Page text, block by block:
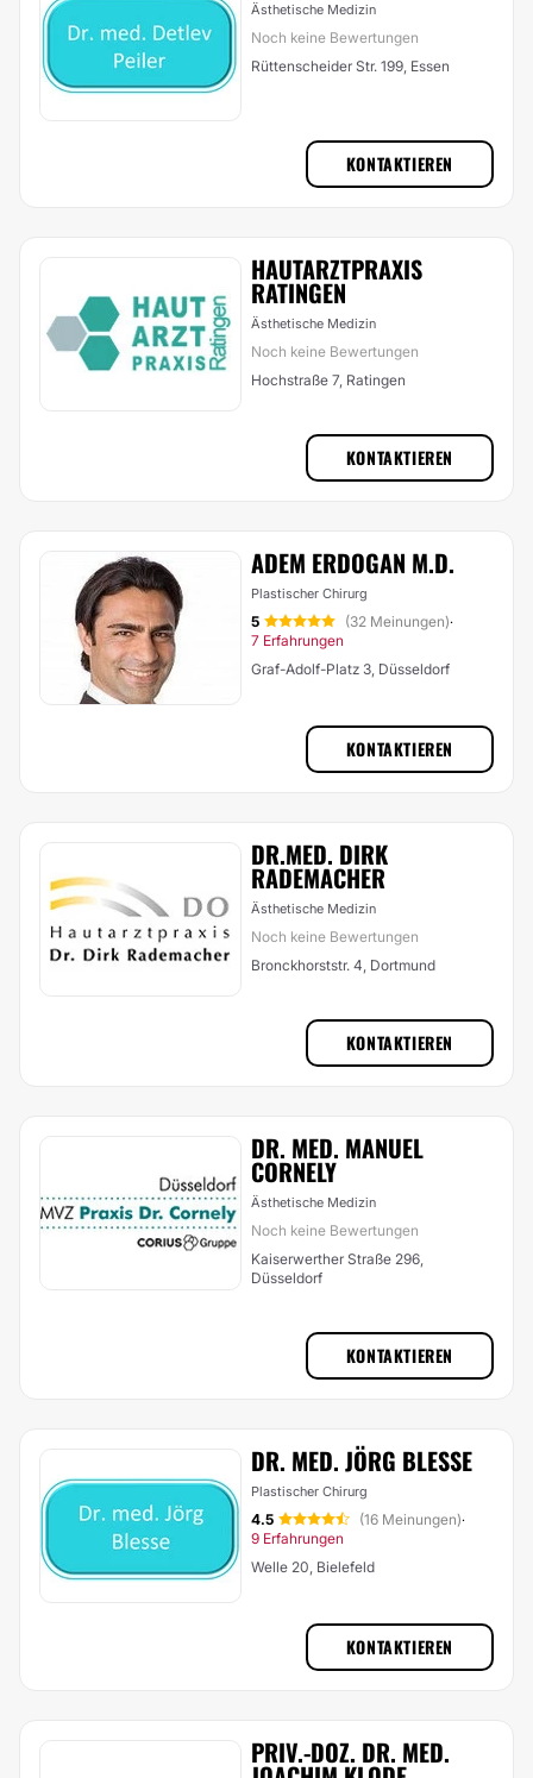
Ästhetische Medizin
Noch keine Bewertungen
Rüttenscheider Str. 199, Essen
KONTAKTIEREN
HAUTARZTPRAXIS
RATINGEN
Ästhetische Medizin
Noch keine Bewertungen
Hochstraße 7, Ratingen
KONTAKTIEREN
ADEM ERDOGAN M.D.
Plastischer Chirurg
5 (32 Meinungen)·
7 Erfahrungen
Graf-Adolf-Platz 3, Düsseldorf
KONTAKTIEREN
DR.MED. DIRK
RADEMACHER
Ästhetische Medizin
Noch keine Bewertungen
Bronckhorststr. 4, Dortmund
KONTAKTIEREN
DR. MED. MANUEL
CORNELY
Ästhetische Medizin
Noch keine Bewertungen
Kaiserwerther Straße 296,
Düsseldorf
KONTAKTIEREN
DR. MED. JÖRG BLESSE
Plastischer Chirurg
4.5 (16 Meinungen)·
9 Erfahrungen
Welle 20, Bielefeld
KONTAKTIEREN
PRIV.-DOZ. DR. MED.